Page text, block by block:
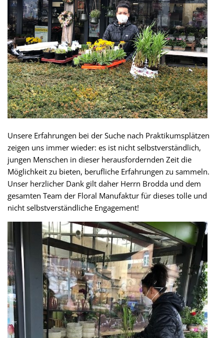
Unsere Erfahrungen bei der Suche nach Praktikumsplätzen
zeigen uns immer wieder: es ist nicht selbstverständlich,
jungen Menschen in dieser herausfordernden Zeit die
Möglichkeit zu bieten, berufliche Erfahrungen zu sammeln.
Unser herzlicher Dank gilt daher Herrn Brodda und dem
gesamten Team der Floral Manufaktur für dieses tolle und
nicht selbstverständliche Engagement!